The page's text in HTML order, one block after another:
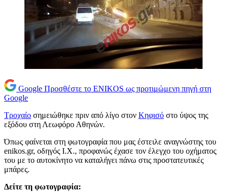
Google Προσθέστε το ENIKOS ως προτιμώμενη πηγή στη
Google
Τροχαίο σημειώθηκε πριν από λίγο στον Κηφισό στο ύψος της
εξόδου στη Λεωφόρο Αθηνών.
Όπως φαίνεται στη φωτογραφία που μας έστειλε αναγνώστης του
enikos.gr, οδηγός Ι.Χ., προφανώς έχασε τον έλεγχο του οχήματος
του με το αυτοκίνητο να καταλήγει πάνω στις προστατευτικές
μπάρες.
Δείτε τη φωτογραφία: